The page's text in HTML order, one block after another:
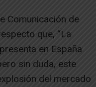
Comunicación de
que, “La
en España
sin duda, este
del mercado